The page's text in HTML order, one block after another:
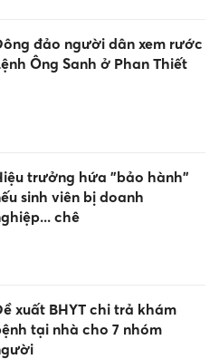
đảo người dân xem rước
Ông Sanh ở Phan Thiết
trưởng hứa "bảo hành"
sinh viên bị doanh
chê
xuất BHYT chi trả khám
tại nhà cho 7 nhóm